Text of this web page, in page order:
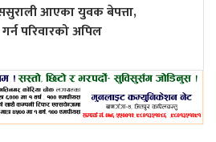
आएका युवक बेपत्ता,
परिवारको अपिल